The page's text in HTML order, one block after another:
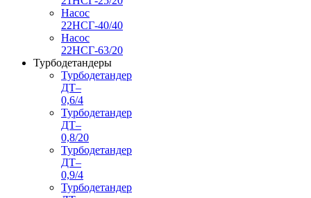
Насос
22НСГ-40/40
Насос
22НСГ-63/20
Турбодетандеры
Турбодетандер
ДТ–
0,6/4
Турбодетандер
ДТ–
0,8/20
Турбодетандер
ДТ–
0,9/4
Турбодетандер